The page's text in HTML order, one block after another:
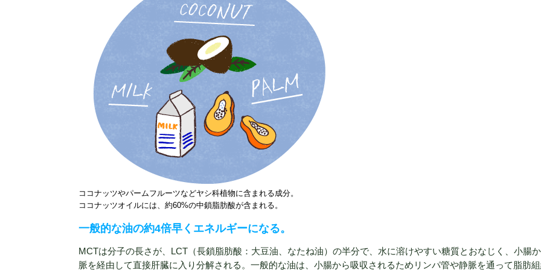
ココナッツやパームフルーツなどヤシ科植物に含まれる成分。
ココナッツオイルには、約60%の中鎖脂肪酸が含まれる。
一般的な油の約4倍早くエネルギーになる。
MCTは分子の長さが、LCT（長鎖脂肪酸：大豆油、なたね油）の半分で、水に溶けやすい糖質とおなじく、小腸
脈を経由して直接肝臓に入り分解される。一般的な油は、小腸から吸収されるためリンパ管や静脈を通って脂肪